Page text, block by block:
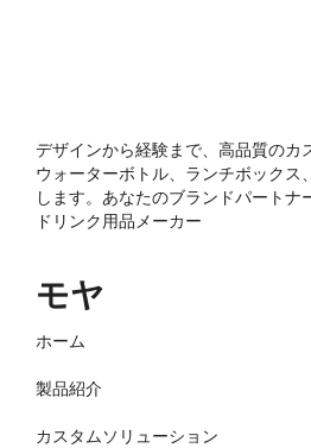
デザインから経験まで、高品質のカ
ウォーターボトル、ランチボックス
します。あなたのブランドパートナ
ドリンク用品メーカー
モヤ
ホーム
製品紹介
カスタムソリューション